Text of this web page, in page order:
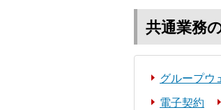
共通業務
グループウ
電子契約